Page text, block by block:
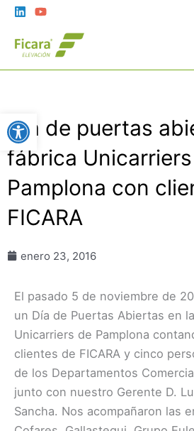
Abrir barra de herramientas
contenido
Día de puertas
fábrica
Pamplona con
FICARA
enero 23, 2016
El pasado 5 de noviembre de
un Día de Puertas Abiertas en
Unicarriers de Pamplona
clientes de FICARA y cinco
de los Departamentos
junto con nuestro Gerente D.
Sancha. Nos acompañaron las